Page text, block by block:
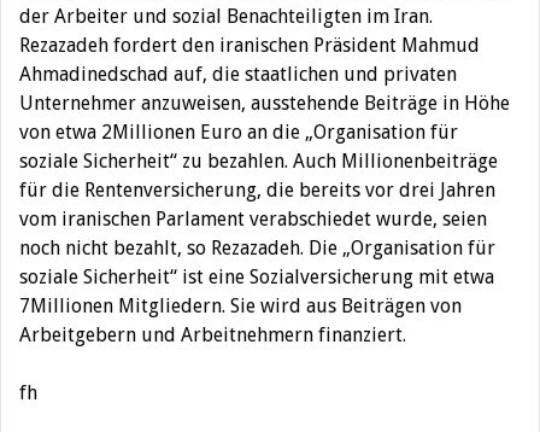
der Arbeiter und sozial Benachteiligten im Iran.
Rezazadeh fordert den iranischen Präsident Mahmud
Ahmadinedschad auf, die staatlichen und privaten
Unternehmer anzuweisen, ausstehende Beiträge in Höhe
von etwa 2Millionen Euro an die „Organisation für
soziale Sicherheit“ zu bezahlen. Auch Millionenbeiträge
für die Rentenversicherung, die bereits vor drei Jahren
vom iranischen Parlament verabschiedet wurde, seien
noch nicht bezahlt, so Rezazadeh. Die „Organisation für
soziale Sicherheit“ ist eine Sozialversicherung mit etwa
7Millionen Mitgliedern. Sie wird aus Beiträgen von
Arbeitgebern und Arbeitnehmern finanziert.
fh